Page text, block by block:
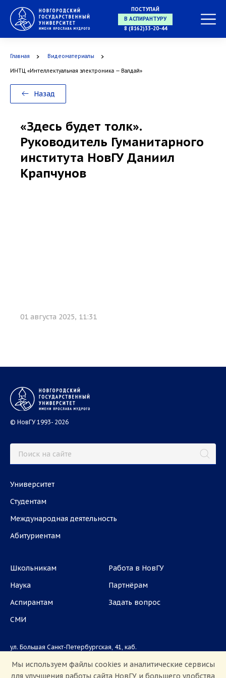
ПОСТУПАЙ
В АСПИРАНТУРУ
8 (8162)33-20-44
Главная Видеоматериалы
ИНТЦ «Интеллектуальная электроника — Валдай»
Назад
«Здесь будет толк».
Руководитель Гуманитарного
института НовГУ Даниил
Крапчунов
01 августа 2025, 11:31
© НовГУ 1993- 2026
Университет
Студентам
Международная деятельность
Абитуриентам
Школьникам
Наука
Аспирантам
СМИ
Работа в НовГУ
Партнёрам
Задать вопрос
ул. Большая Санкт-Петербургская, 41, каб.
Приемная комиссия: +7(8162)33-20-44
Мы используем файлы cookies и аналитические сервисы
для улучшения работы сайта НовГУ и большего удобства